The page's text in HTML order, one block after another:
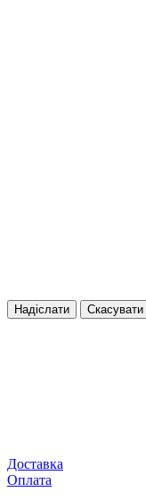
Надіслати Скасувати
Доставка
Оплата